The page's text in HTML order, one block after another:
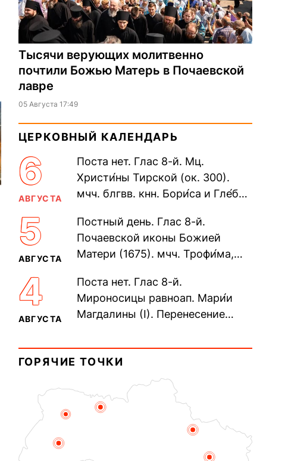
Тысячи верующих молитвенно
почтили Божью Матерь в Почаевской
лавре
05 Августа 17:49
ЦЕРКОВНЫЙ КАЛЕНДАРЬ
6
АВГУСТА
Поста нет. Глас 8-й. Мц.
Христи́ны Тирской (ок. 300).
мчч. блгвв. кнн. Бори́са и Гле́ба,
Дави́да (1015). Прп....
5
АВГУСТА
Постный день. Глас 8-й.
Почаевской иконы Божией
Матери (1675). мчч. Трофи́ма,
мучеников (284–305). прав.
воина Фео́дора...
4
АВГУСТА
Поста нет. Глас 8-й.
Мироносицы равноап. Мари́и
Магдалины (I). Перенесение
Синопского (403–404). Прп.
Корни́лия...
ГОРЯЧИЕ ТОЧКИ